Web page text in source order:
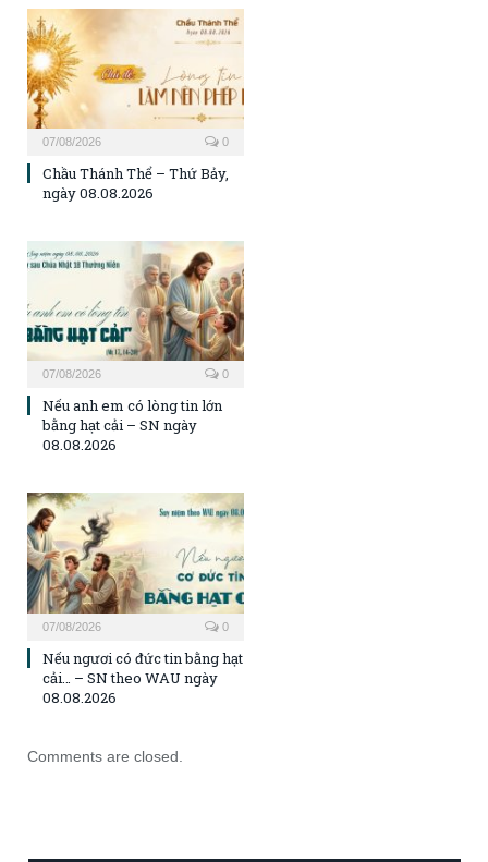
07/08/2026 0
Chầu Thánh Thể – Thứ Bảy,
ngày 08.08.2026
07/08/2026 0
Nếu anh em có lòng tin lớn
bằng hạt cải – SN ngày
08.08.2026
07/08/2026 0
Nếu ngươi có đức tin bằng hạt
cải… – SN theo WAU ngày
08.08.2026
Comments are closed.